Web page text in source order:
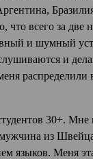
что всего за две
и шумный
и
распределили
30+. Мне
мужчина из
языков. Меня